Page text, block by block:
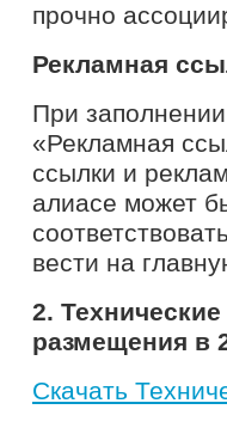
прочно
Рекламная
При
«Рекламная
ссылки и
алиасе может
вести на
2.
размещения в
Скачать